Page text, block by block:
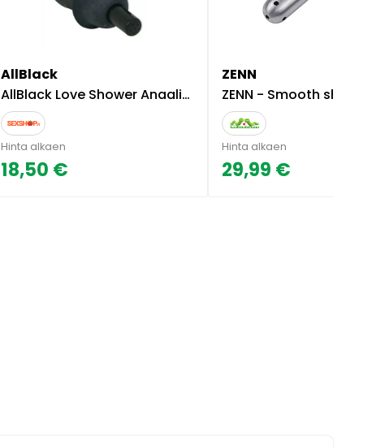
AllBlack
AllBlack Love Shower Anaalisuihku
Hinta alkaen
18,50 €
ZENN
ZENN - Smooth shower
Hinta alkaen
29,99 €